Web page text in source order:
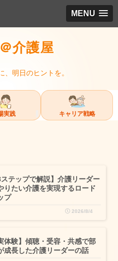
MENU
介護屋
、明日のヒントを。
実践 キャリア戦略
ステップで解説】介護リーダー
りたい介護を実現するロード
プ
2026/8/4
体験】傾聴・受容・共感で部
成長した介護リーダーの話